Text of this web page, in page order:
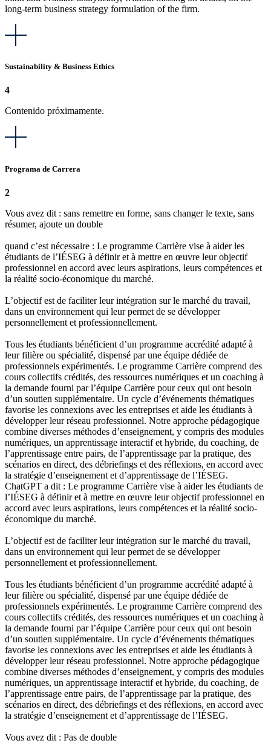
long-term business strategy formulation of the firm.
Sustainability & Business Ethics
4
Contenido próximamente.
Programa de Carrera
2
Vous avez dit : sans remettre en forme, sans changer le texte, sans
résumer, ajoute un double
quand c’est nécessaire : Le programme Carrière vise à aider les
étudiants de l’IÉSEG à définir et à mettre en œuvre leur objectif
professionnel en accord avec leurs aspirations, leurs compétences et
la réalité socio-économique du marché.
L’objectif est de faciliter leur intégration sur le marché du travail,
dans un environnement qui leur permet de se développer
personnellement et professionnellement.
Tous les étudiants bénéficient d’un programme accrédité adapté à
leur filière ou spécialité, dispensé par une équipe dédiée de
professionnels expérimentés. Le programme Carrière comprend des
cours collectifs crédités, des ressources numériques et un coaching à
la demande fourni par l’équipe Carrière pour ceux qui ont besoin
d’un soutien supplémentaire. Un cycle d’événements thématiques
favorise les connexions avec les entreprises et aide les étudiants à
développer leur réseau professionnel. Notre approche pédagogique
combine diverses méthodes d’enseignement, y compris des modules
numériques, un apprentissage interactif et hybride, du coaching, de
l’apprentissage entre pairs, de l’apprentissage par la pratique, des
scénarios en direct, des débriefings et des réflexions, en accord avec
la stratégie d’enseignement et d’apprentissage de l’IÉSEG.
ChatGPT a dit : Le programme Carrière vise à aider les étudiants de
l’IÉSEG à définir et à mettre en œuvre leur objectif professionnel en
accord avec leurs aspirations, leurs compétences et la réalité socio-
économique du marché.
L’objectif est de faciliter leur intégration sur le marché du travail,
dans un environnement qui leur permet de se développer
personnellement et professionnellement.
Tous les étudiants bénéficient d’un programme accrédité adapté à
leur filière ou spécialité, dispensé par une équipe dédiée de
professionnels expérimentés. Le programme Carrière comprend des
cours collectifs crédités, des ressources numériques et un coaching à
la demande fourni par l’équipe Carrière pour ceux qui ont besoin
d’un soutien supplémentaire. Un cycle d’événements thématiques
favorise les connexions avec les entreprises et aide les étudiants à
développer leur réseau professionnel. Notre approche pédagogique
combine diverses méthodes d’enseignement, y compris des modules
numériques, un apprentissage interactif et hybride, du coaching, de
l’apprentissage entre pairs, de l’apprentissage par la pratique, des
scénarios en direct, des débriefings et des réflexions, en accord avec
la stratégie d’enseignement et d’apprentissage de l’IÉSEG.
Vous avez dit : Pas de double